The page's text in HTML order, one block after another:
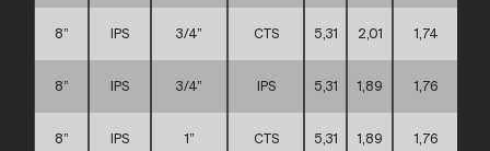
8” IPS 3/4” CTS 5,31 2,01 1,74
8” IPS 3/4” IPS 5,31 1,89 1,76
8” IPS 1” CTS 5,31 1,89 1,76